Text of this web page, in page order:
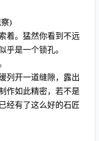
)
着。猛然你看到不远
乎是一个锁孔。
列开一道缝隙，露出
作如此精密，若不是
经有了这么好的石匠